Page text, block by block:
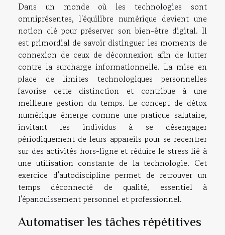
Dans un monde où les technologies sont
omniprésentes, l'équilibre numérique devient une
notion clé pour préserver son bien-être digital. Il
est primordial de savoir distinguer les moments de
connexion de ceux de déconnexion afin de lutter
contre la surcharge informationnelle. La mise en
place de limites technologiques personnelles
favorise cette distinction et contribue à une
meilleure gestion du temps. Le concept de détox
numérique émerge comme une pratique salutaire,
invitant les individus à se désengager
périodiquement de leurs appareils pour se recentrer
sur des activités hors-ligne et réduire le stress lié à
une utilisation constante de la technologie. Cet
exercice d'autodiscipline permet de retrouver un
temps déconnecté de qualité, essentiel à
l'épanouissement personnel et professionnel.
Automatiser les tâches répétitives